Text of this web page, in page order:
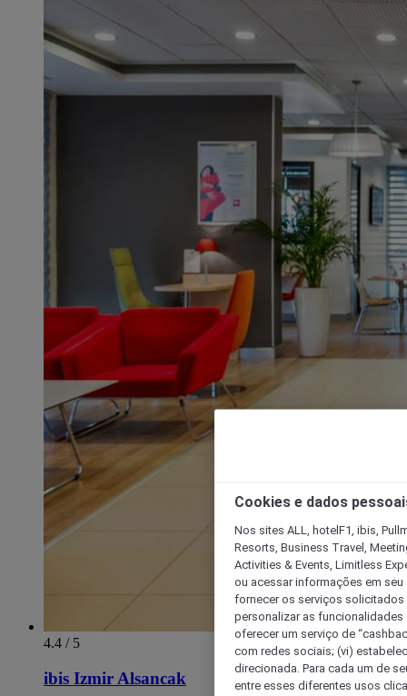
4.4 / 5
ibis Izmir Alsancak
Cookies e dados
Nos sites ALL, hotelF1, ibis,
Resorts, Business Travel,
Activities & Events, Limitless
ou acessar informações em
fornecer os serviços solicitados
personalizar as
oferecer um serviço de
com redes sociais; (vi)
direcionada. Para cada um de
entre esses diferentes usos